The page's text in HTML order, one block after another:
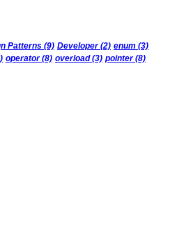
Patterns (9) Developer(2) enum (3)
operator(8) overload(3) pointer(8)